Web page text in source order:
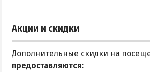
Акции и скидки
Дополнительные скидки на
предоставляются: